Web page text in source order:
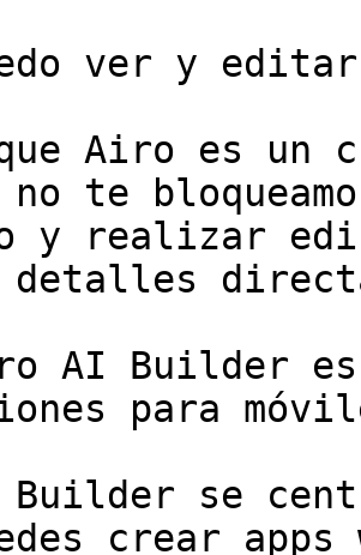
ver y
Airo es un
te
y realizar
AI Builder
para
se
crear apps